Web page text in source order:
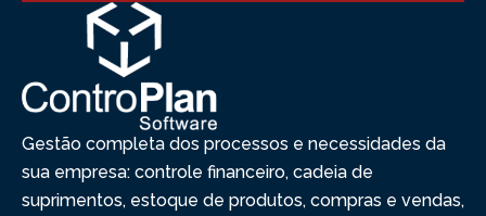
Gestão completa dos processos e necessidades da
sua empresa: controle financeiro, cadeia de
suprimentos, estoque de produtos, compras e vendas,